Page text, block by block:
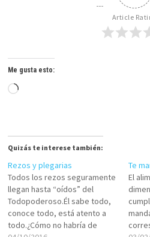
Article
Me gusta esto:
Cargando...
Quizás te interese también:
Rezos y plegarias
Todos los rezos seguramente
llegan hasta “oídos” del
Todopoderoso.Él sabe todo,
conoce todo, está atento a
todo.¿Cómo no habría de
Te
El